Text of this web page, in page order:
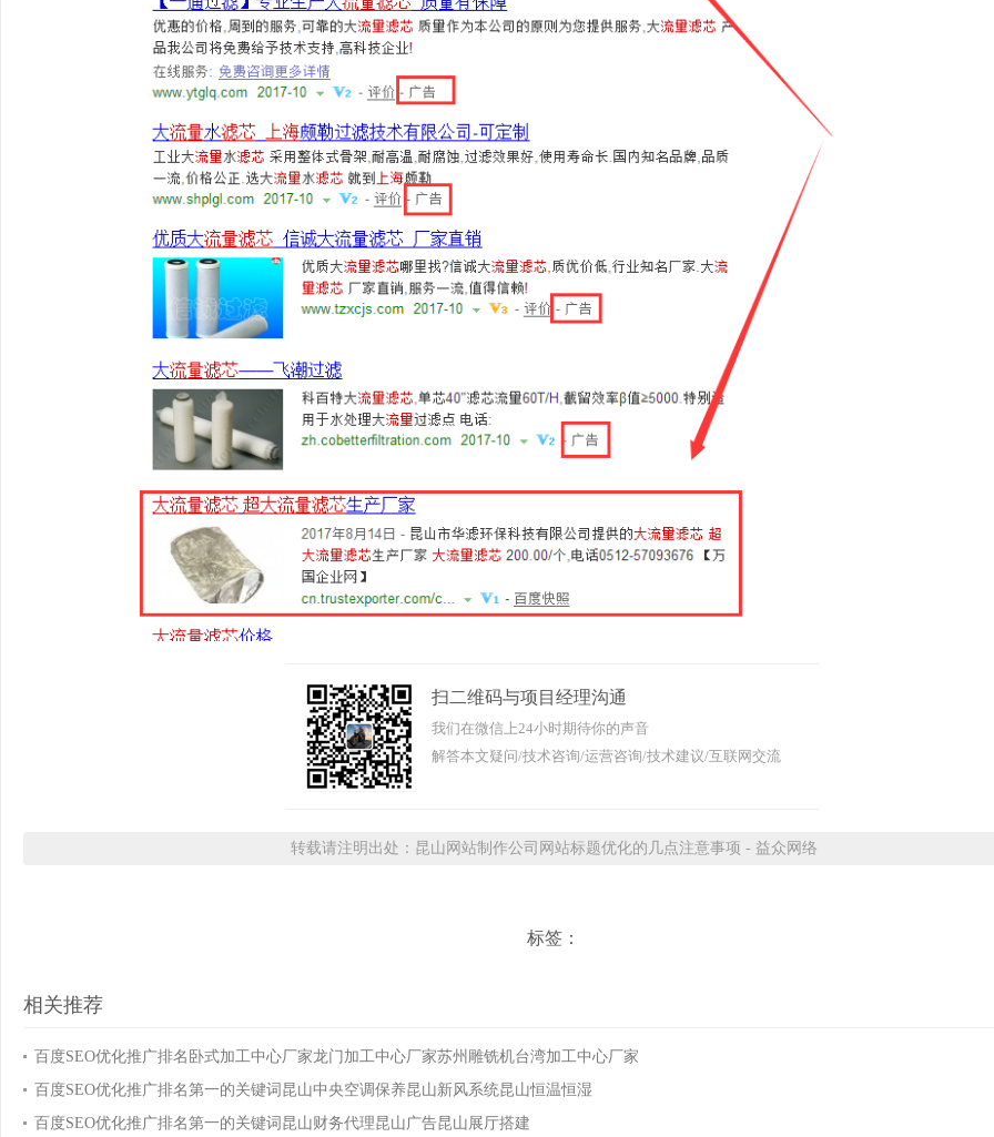
扫二维码与项目经理沟通
我们在微信上24小时期待你的声音
解答本文疑问/技术咨询/运营咨询/技术建议/互联网交流
转载请注明出处：昆山网站制作公司网站标题优化的几点注意事项 - 益众网络
标签：
相关推荐
百度SEO优化推广排名卧式加工中心厂家龙门加工中心厂家苏州雕铣机台湾加工中心厂家
百度SEO优化推广排名第一的关键词昆山中央空调保养昆山新风系统昆山恒温恒湿
百度SEO优化推广排名第一的关键词昆山财务代理昆山广告昆山展厅搭建